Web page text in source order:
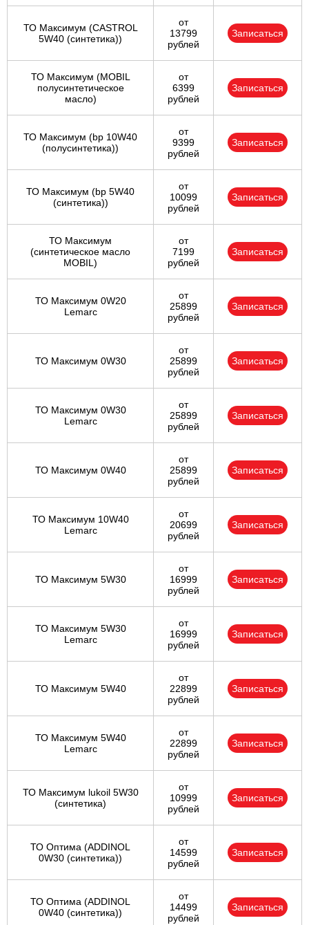
ТО Максимум (CASTROL
5W40 (синтетика))
от
13799
рублей
Записаться
ТО Максимум (MOBIL
полуcинтетическое
масло)
от
6399
рублей
Записаться
ТО Максимум (bp 10W40
(полусинтетика))
от
9399
рублей
Записаться
ТО Максимум (bp 5W40
(синтетика))
от
10099
рублей
Записаться
ТО Максимум
(cинтетическое масло
MOBIL)
от
7199
рублей
Записаться
ТО Максимум 0W20
Lemarc
от
25899
рублей
Записаться
ТО Максимум 0W30
от
25899
рублей
Записаться
ТО Максимум 0W30
Lemarc
от
25899
рублей
Записаться
ТО Максимум 0W40
от
25899
рублей
Записаться
ТО Максимум 10W40
Lemarc
от
20699
рублей
Записаться
ТО Максимум 5W30
от
16999
рублей
Записаться
ТО Максимум 5W30
Lemarc
от
16999
рублей
Записаться
ТО Максимум 5W40
от
22899
рублей
Записаться
ТО Максимум 5W40
Lemarc
от
22899
рублей
Записаться
ТО Максимум lukoil 5W30
(синтетика)
от
10999
рублей
Записаться
ТО Оптима (ADDINOL
0W30 (синтетика))
от
14599
рублей
Записаться
ТО Оптима (ADDINOL
0W40 (синтетика))
от
14499
рублей
Записаться